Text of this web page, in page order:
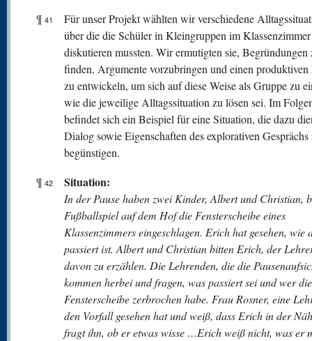
¶ 41
Für unser Projekt wählten wir verschiedene
über die die Schüler in Kleingruppen im Klassenzimmer
diskutieren mussten. Wir ermutigten sie, Begründungen
finden, Argumente vorzubringen und einen
zu entwickeln, um sich auf diese Weise als Gruppe zu
wie die jeweilige Alltagssituation zu lösen sei. Im
befindet sich ein Beispiel für eine Situation, die dazu
Dialog sowie Eigenschaften des explorativen Gesprächs
begünstigen.
¶ 42 Situation:
In der Pause haben zwei Kinder, Albert und Christian,
Fußballspiel auf dem Hof die Fensterscheibe eines
Klassenzimmers eingeschlagen. Erich hat gesehen, wie
passiert ist. Albert und Christian bitten Erich, der
davon zu erzählen. Die Lehrenden, die die
kommen herbei und fragen, was passiert sei und wer die
Fensterscheibe zerbrochen habe. Frau Rosner, eine
den Vorfall gesehen hat und weiß, dass Erich in der
fragt ihn, ob er etwas wisse …Erich weiß nicht, was er